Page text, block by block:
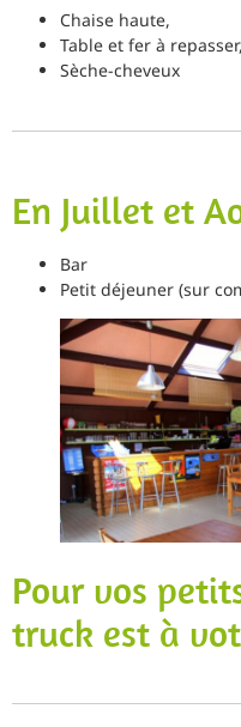
Chaise haute,
Table et fer à repasser,
Sèche-cheveux
En Juillet et
Bar
Petit déjeuner (sur
Pour vos
truck est à